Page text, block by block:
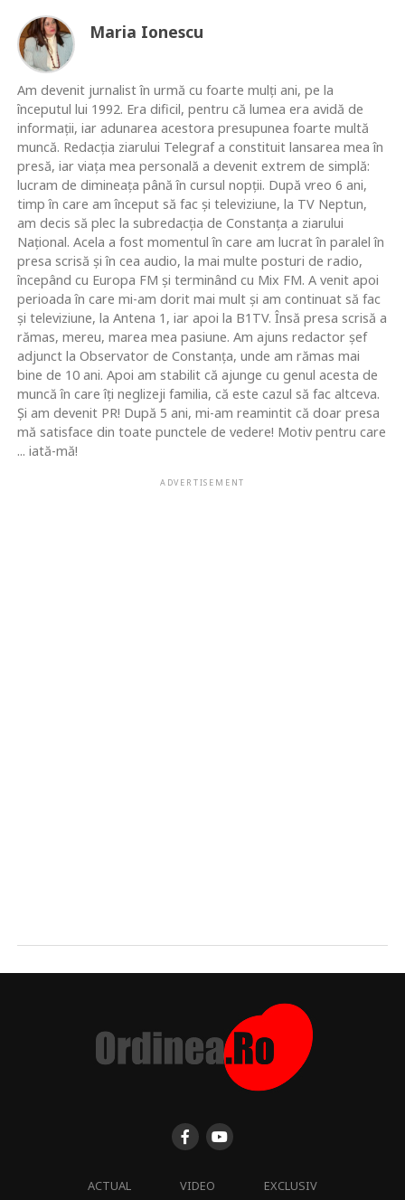
Maria Ionescu
Am devenit jurnalist în urmă cu foarte mulţi ani, pe la
începutul lui 1992. Era dificil, pentru că lumea era avidă de
informaţii, iar adunarea acestora presupunea foarte multă
muncă. Redacţia ziarului Telegraf a constituit lansarea mea în
presă, iar viaţa mea personală a devenit extrem de simplă:
lucram de dimineaţa până în cursul nopţii. După vreo 6 ani,
timp în care am început să fac şi televiziune, la TV Neptun,
am decis să plec la subredacţia de Constanţa a ziarului
Naţional. Acela a fost momentul în care am lucrat în paralel în
presa scrisă şi în cea audio, la mai multe posturi de radio,
începând cu Europa FM şi terminând cu Mix FM. A venit apoi
perioada în care mi-am dorit mai mult şi am continuat să fac
şi televiziune, la Antena 1, iar apoi la B1TV. Însă presa scrisă a
rămas, mereu, marea mea pasiune. Am ajuns redactor şef
adjunct la Observator de Constanţa, unde am rămas mai
bine de 10 ani. Apoi am stabilit că ajunge cu genul acesta de
muncă în care îţi neglizeji familia, că este cazul să fac altceva.
Şi am devenit PR! După 5 ani, mi-am reamintit că doar presa
mă satisface din toate punctele de vedere! Motiv pentru care
... iată-mă!
ADVERTISEMENT
ACTUAL VIDEO
EXCLUSIV